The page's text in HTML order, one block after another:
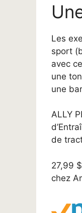
Les
sport
avec
une
une
ALLY
de
27,99 $
chez